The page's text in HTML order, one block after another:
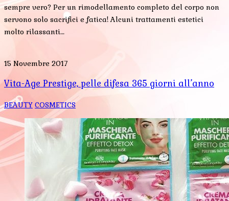
sempre vero? Per un rimodellamento completo del corpo non
servono solo sacrifici e fatica! Alcuni trattamenti estetici
molto rilassanti…
15 Novembre 2017
Vita-Age Prestige, pelle difesa 365 giorni all’anno
BEAUTY COSMETICS